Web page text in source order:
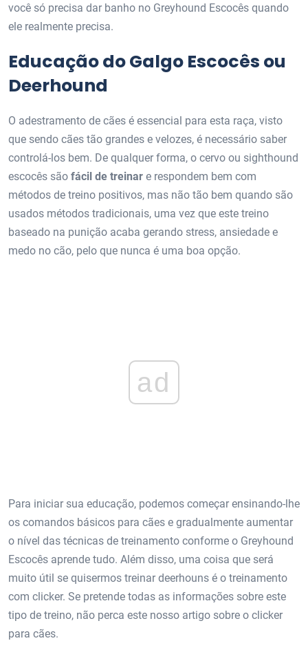
você só precisa dar banho no Greyhound Escocês quando
ele realmente precisa.
Educação do Galgo Escocês ou
Deerhound
O adestramento de cães é essencial para esta raça, visto
que sendo cães tão grandes e velozes, é necessário saber
controlá-los bem. De qualquer forma, o cervo ou sighthound
escocês são fácil de treinar e respondem bem com
métodos de treino positivos, mas não tão bem quando são
usados ​​métodos tradicionais, uma vez que este treino
baseado na punição acaba gerando stress, ansiedade e
medo no cão, pelo que nunca é uma boa opção.
ad
Para iniciar sua educação, podemos começar ensinando-lhe
os comandos básicos para cães e gradualmente aumentar
o nível das técnicas de treinamento conforme o Greyhound
Escocês aprende tudo. Além disso, uma coisa que será
muito útil se quisermos treinar deerhouns é o treinamento
com clicker. Se pretende todas as informações sobre este
tipo de treino, não perca este nosso artigo sobre o clicker
para cães.